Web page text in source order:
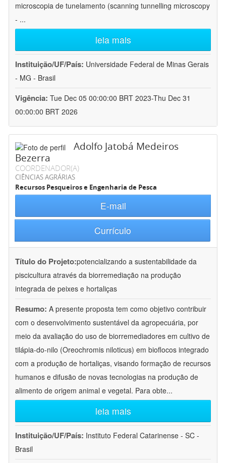
microscopia de tunelamento (scanning tunnelling microscopy
- ...
leia mais
Instituição/UF/País: Universidade Federal de Minas Gerais
- MG - Brasil
Vigência: Tue Dec 05 00:00:00 BRT 2023-Thu Dec 31
00:00:00 BRT 2026
Adolfo Jatobá Medeiros
Bezerra
COORDENADOR(A)
CIÊNCIAS AGRÁRIAS
Recursos Pesqueiros e Engenharia de Pesca
E-mail
Currículo
Título do Projeto:potencializando a sustentabilidade da
piscicultura através da biorremediação na produção
integrada de peixes e hortaliças
Resumo: A presente proposta tem como objetivo contribuir
com o desenvolvimento sustentável da agropecuária, por
meio da avaliação do uso de biorremediadores em cultivo de
tilápia-do-nilo (Oreochromis niloticus) em bioflocos integrado
com a produção de hortaliças, visando formação de recursos
humanos e difusão de novas tecnologias na produção de
alimento de origem animal e vegetal. Para obte...
leia mais
Instituição/UF/País: Instituto Federal Catarinense - SC -
Brasil